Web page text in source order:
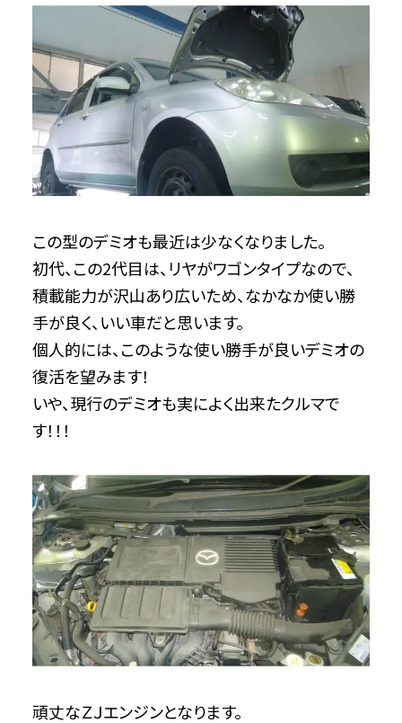
この型のデミオも最近は少なくなりました。
初代、この2代目は、リヤがワゴンタイプなので、
積載能力が沢山あり広いため、なかなか使い勝
手が良く、いい車だと思います。
個人的には、このような使い勝手が良いデミオの
復活を望みます！
いや、現行のデミオも実によく出来たクルマで
す！！！
頑丈なＺＪエンジンとなります。